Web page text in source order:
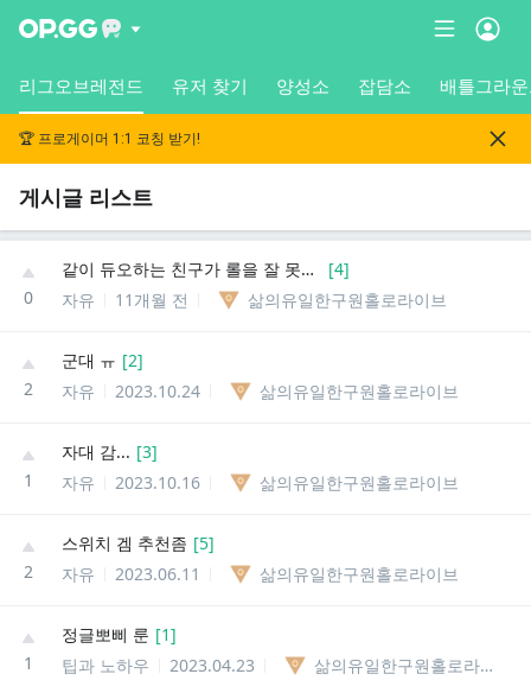
리그오브레전드 유저 찾기 양성소 잡담소 배틀그라
🏆 프로게이머 1:1 코칭 받기!
게시글 리스트
0
같이 듀오하는 친구가 롤을 잘 못하면 어느 라인을 가라고 해야할까 [4]
자유
11개월 전 삶의유일한구원홀로라이브
2
군대 ㅠ [2]
자유
2023.10.24 삶의유일한구원홀로라이브
1
자대 감... [3]
자유
2023.10.16 삶의유일한구원홀로라이브
2
스위치 겜 추천좀 [5]
자유
2023.06.11 삶의유일한구원홀로라이브
1
정글뽀삐 룬 [1]
팁과 노하우
2023.04.23 삶의유일한구원홀로라이브